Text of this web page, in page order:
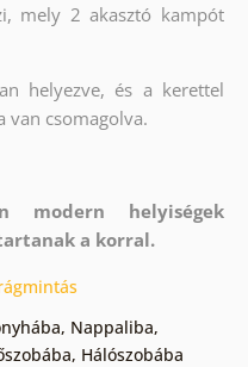
mely 2 akasztó kampót
helyezve, és a kerettel
van csomagolva.
helyiségek
a korral.
, Nappaliba,
, Hálószobába